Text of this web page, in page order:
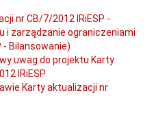
nr CB/7/2012 IRiESP -
i zarządzanie ograniczeniami
- Bilansowanie)
uwag do projektu Karty
IRiESP
Karty aktualizacji nr